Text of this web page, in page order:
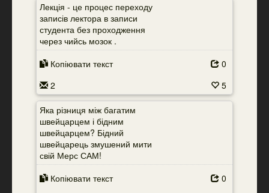
Лекція - це процес переходу
записів лектора в записи
студента без проходження
через чийсь мозок .
Копіювати текст
0
2
5
Яка різниця між багатим
швейцарцем і бідним
швейцарцем? Бідний
швейцарець змушений мити
свій Мерс САМ!
Копіювати текст
0